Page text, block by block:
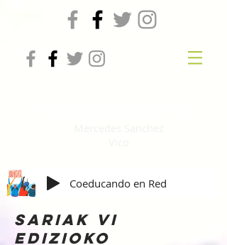
Coeducando en Red
SARIAK VI
EDIZIOKO